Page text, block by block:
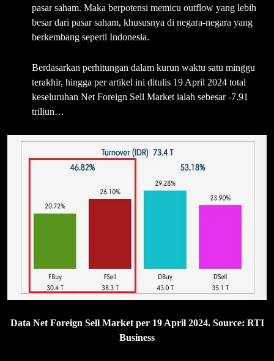
pasar saham. Maka berpotensi memicu outflow yang lebih
besar dari pasar saham, khususnya di negara-negara yang
berkembang seperti Indonesia.
Berdasarkan perhitungan dalam kurun waktu satu minggu
terakhir, hingga per artikel ini ditulis 19 April 2024 total
keseluruhan Net Foreign Sell Market ialah sebesar -7.91
triliun…
Data Net Foreign Sell Market per 19 April 2024. Source: RTI
Business